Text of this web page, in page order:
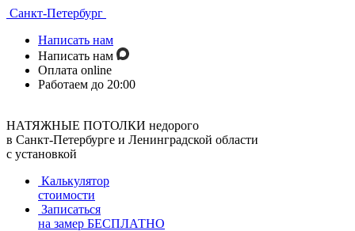
Санкт-Петербург
Написать нам
Написать нам
Оплата online
Работаем до 20:00
НАТЯЖНЫЕ ПОТОЛКИ недорого
в Санкт-Петербурге и Ленинградской области
с установкой
Калькулятор
стоимости
Записаться
на замер БЕСПЛАТНО